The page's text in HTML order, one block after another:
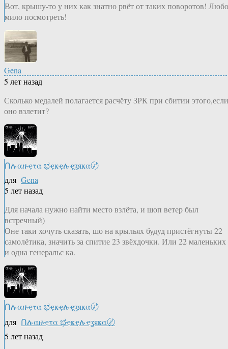
Вот, крышу-то у них как знатно рвёт от таких поворотов!
мило посмотреть!
Gena
5 лет назад
Сколько медалей полагается расчёту ЗРК при сбитии этого,если
оно взлетит?
Ոሉαዙҿτα ಭҿҝҿሉҿʓяҝα〄
для Gena
5 лет назад
Для начала нужно найти место взлёта, и шоп ветер был
встречный)
Оне таки хочуть сказать, шо на крыльях будуд пристёгнуты 22
самолётика, значить за спитие 23 звёхдочки. Или 22 маленьких
и одна генеральс ка.
Ոሉαዙҿτα ಭҿҝҿሉҿʓяҝα〄
для Ոሉαዙҿτα ಭҿҝҿሉҿʓяҝα〄
5 лет назад